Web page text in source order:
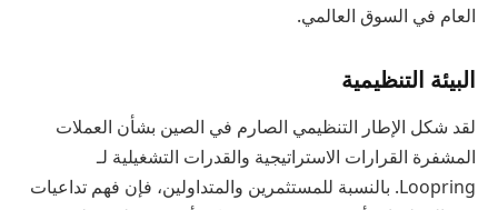
العام في السوق العالمي.
البيئة التنظيمية
لقد شكل الإطار التنظيمي الصارم في الصين بشأن العملات
المشفرة القرارات الاستراتيجية والقدرات التشغيلية لـ
Loopring. بالنسبة للمستثمرين والمتداولين، فإن فهم تداعيات